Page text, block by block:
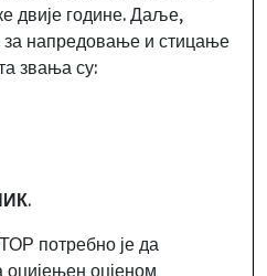
двије године. Даље,
за напредовање и стицање
звања су:
.
потребно је да
оцијењен оцјеном